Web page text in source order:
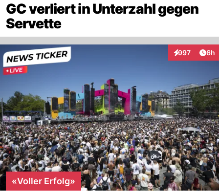
GC verliert in Unterzahl gegen
Servette
997
Interaktionen
6h
«Voller Erfolg»